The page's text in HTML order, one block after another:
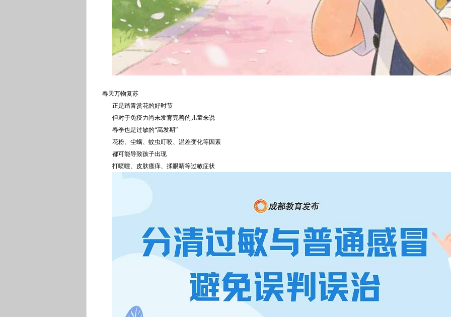
春天万物复苏
正是踏青赏花的好时节
但对于免疫力尚未发育完善的儿童来说
春季也是过敏的“高发期”
花粉、尘螨、蚊虫叮咬、温差变化等因素
都可能导致孩子出现
打喷嚏、皮肤瘙痒、揉眼睛等过敏症状